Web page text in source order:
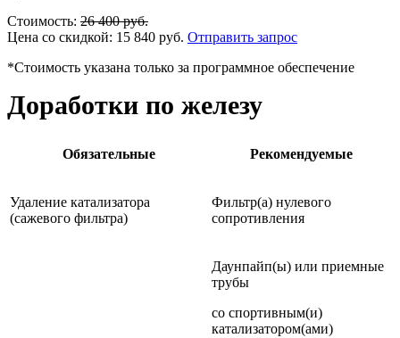
Стоимость: 26 400руб.
Цена со скидкой: 15 840 руб. Отправить запрос
*Стоимость указана только за программное обеспечение
Доработки по железу
Обязательные Рекомендуемые
Удаление катализатора
(сажевого фильтра)
Фильтр(а) нулевого
сопротивления
Даунпайп(ы) или приемные
трубы
со спортивным(и)
катализатором(ами)